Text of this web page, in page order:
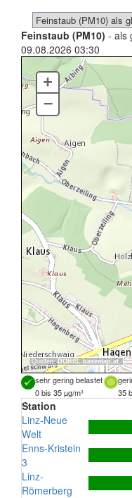
Feinstaub (PM10) - als
09.08.2026 03:30
Quellen: DORIS,basemap.at
+
–
sehr gering belastet
0 bis 35 µg/m³
35
Station
Linz-Neue
Welt
Enns-Kristein
3
Linz-
Römerberg